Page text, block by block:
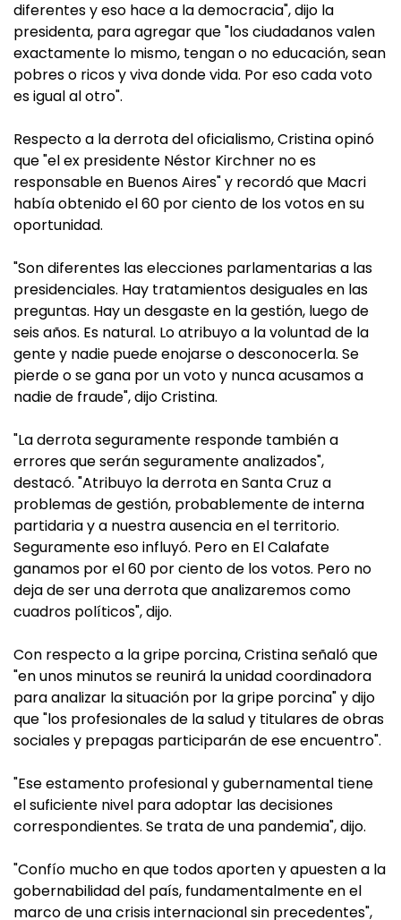
diferentes y eso hace a la democracia", dijo la
presidenta, para agregar que "los ciudadanos valen
exactamente lo mismo, tengan o no educación, sean
pobres o ricos y viva donde vida. Por eso cada voto
es igual al otro".
Respecto a la derrota del oficialismo, Cristina opinó
que "el ex presidente Néstor Kirchner no es
responsable en Buenos Aires" y recordó que Macri
había obtenido el 60 por ciento de los votos en su
oportunidad.
"Son diferentes las elecciones parlamentarias a las
presidenciales. Hay tratamientos desiguales en las
preguntas. Hay un desgaste en la gestión, luego de
seis años. Es natural. Lo atribuyo a la voluntad de la
gente y nadie puede enojarse o desconocerla. Se
pierde o se gana por un voto y nunca acusamos a
nadie de fraude", dijo Cristina.
"La derrota seguramente responde también a
errores que serán seguramente analizados",
destacó. "Atribuyo la derrota en Santa Cruz a
problemas de gestión, probablemente de interna
partidaria y a nuestra ausencia en el territorio.
Seguramente eso influyó. Pero en El Calafate
ganamos por el 60 por ciento de los votos. Pero no
deja de ser una derrota que analizaremos como
cuadros políticos", dijo.
Con respecto a la gripe porcina, Cristina señaló que
"en unos minutos se reunirá la unidad coordinadora
para analizar la situación por la gripe porcina" y dijo
que "los profesionales de la salud y titulares de obras
sociales y prepagas participarán de ese encuentro".
"Ese estamento profesional y gubernamental tiene
el suficiente nivel para adoptar las decisiones
correspondientes. Se trata de una pandemia", dijo.
"Confío mucho en que todos aporten y apuesten a la
gobernabilidad del país, fundamentalmente en el
marco de una crisis internacional sin precedentes",